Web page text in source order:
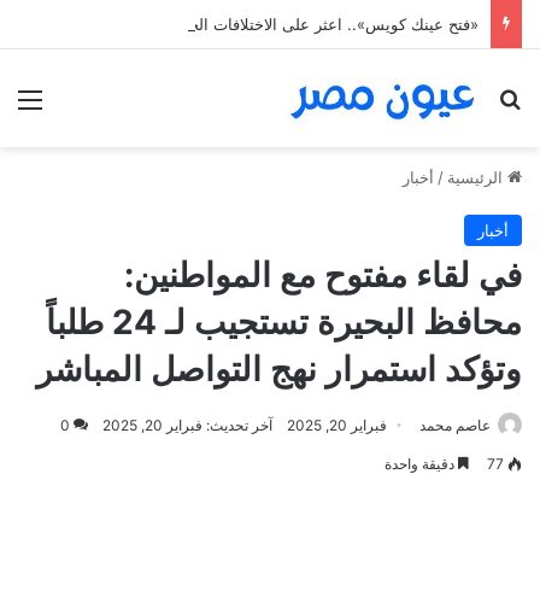
بحث عن
الرئيسية / أخبار
أخبار
في لقاء مفتوح مع المواطنين:
محافظ البحيرة تستجيب لـ 24 طلباً
وتؤكد استمرار نهج التواصل المباشر
عاصم محمد فبراير 20, 2025 آخر تحديث: فبراير 20, 2025 0
77 دقيقة واحدة